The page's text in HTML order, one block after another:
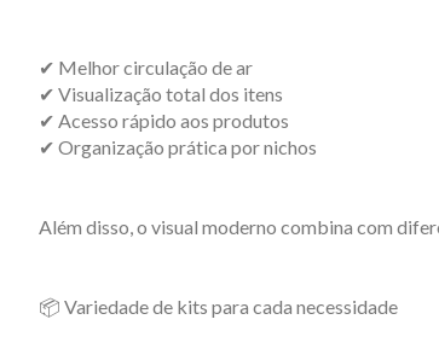
✔ Melhor circulação de ar
✔ Visualização total dos itens
✔ Acesso rápido aos produtos
✔ Organização prática por nichos
Além disso, o visual moderno combina com
📦 Variedade de kits para cada necessidade